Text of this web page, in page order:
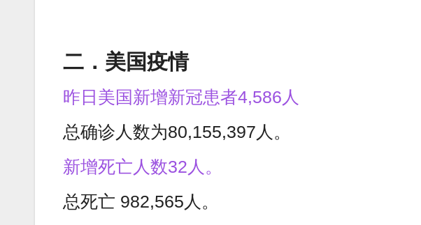
二．美国疫情
昨日美国新增新冠患者4,586人
总确诊人数为80,155,397人。
新增死亡人数32人。
总死亡 982,565人。